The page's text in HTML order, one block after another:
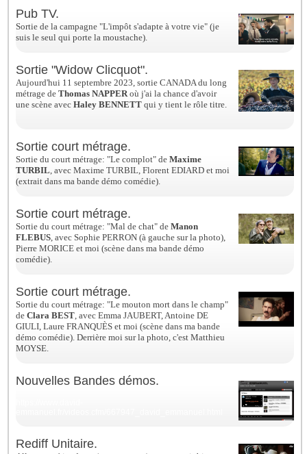
Pub TV.
Sortie de la campagne "L'impôt s'adapte à votre vie" (je
suis le seul qui porte la moustache).
Sortie "Widow Clicquot".
Aujourd'hui 11 septembre 2023, sortie CANADA du long
métrage deThomas NAPPERoù j'ai la chance d'avoir
une scène avecHaley BENNETTqui y tient le rôle titre.
Sortie court métrage.
Sortie du court métrage: "Le complot" deMaxime
TURBIL, avec Maxime TURBIL, Florent EDIARD et moi
(extrait dans ma bande démo comédie).
Sortie court métrage.
Sortie du court métrage: "Mal de chat" deManon
FLEBUS, avecSophie PERRON (à gauche sur la photo),
Pierre MORICE et moi (scène dans ma bande démo
comédie).
Sortie court métrage.
Sortie du court métrage: "Le mouton mort dans le champ"
deClara BEST, avec Emma JAUBERT, Antoine DE
GIULI, Laure FRANQUÈS et moi(scène dans ma bande
démo comédie). Derrière moi sur la photo, c'est Matthieu
MOYSE.
Nouvelles Bandes démos.
Rediff Unitaire.